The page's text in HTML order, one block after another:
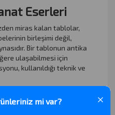
Eserleri
miras kalan tablolar,
birleşimi değil,
Bir tablonun antika
ulaşabilmesi için
kullanıldığı teknik ve
alan uzmanlarımız,
mi var? ×